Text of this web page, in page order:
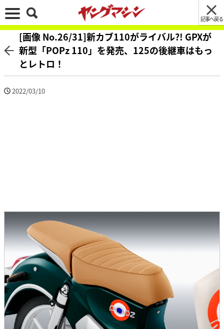
記事へ戻る
[画像 No.26/31]新カブ110がライバル?! GPXが
新型「POPz 110」を発売、125の後継車はもっ
とレトロ！
2022/03/10